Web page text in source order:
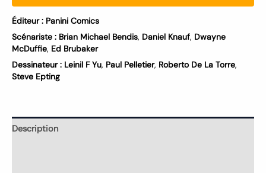
Éditeur : Panini Comics
Scénariste : Brian Michael Bendis, Daniel Knauf, Dwayne
McDuffie, Ed Brubaker
Dessinateur : Leinil F Yu, Paul Pelletier, Roberto De La Torre,
Steve Epting
Description